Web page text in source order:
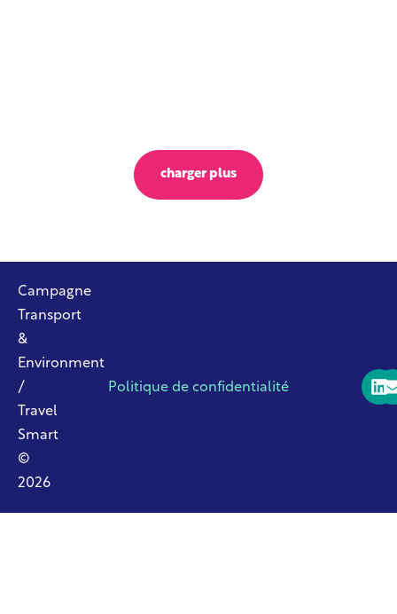
charger plus
Campagne
Transport
&
Environment
/
Travel
Smart
©
2026
Politique de confidentialité